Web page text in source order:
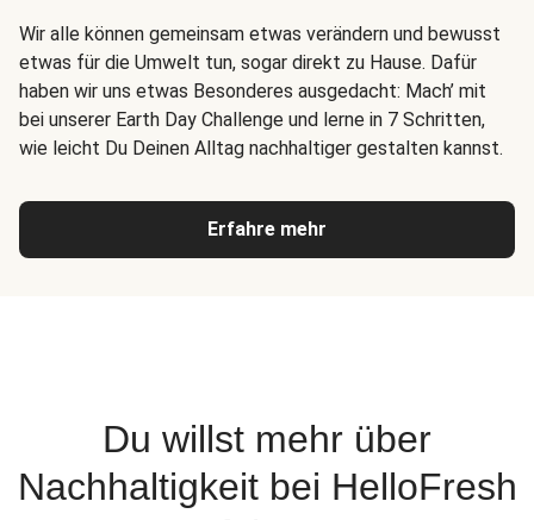
Wir alle können gemeinsam etwas verändern und bewusst
etwas für die Umwelt tun, sogar direkt zu Hause. Dafür
haben wir uns etwas Besonderes ausgedacht: Mach’ mit
bei unserer Earth Day Challenge und lerne in 7 Schritten,
wie leicht Du Deinen Alltag nachhaltiger gestalten kannst.
Erfahre mehr
Du willst mehr über
Nachhaltigkeit bei HelloFresh